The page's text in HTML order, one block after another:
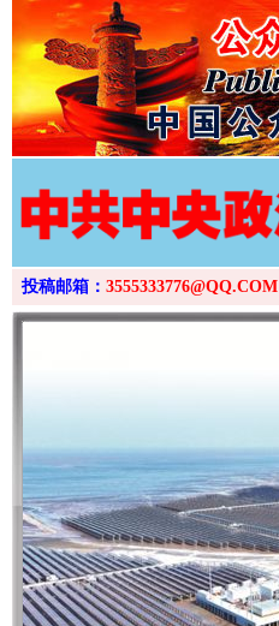
投稿邮箱： 3555333776@QQ.COM